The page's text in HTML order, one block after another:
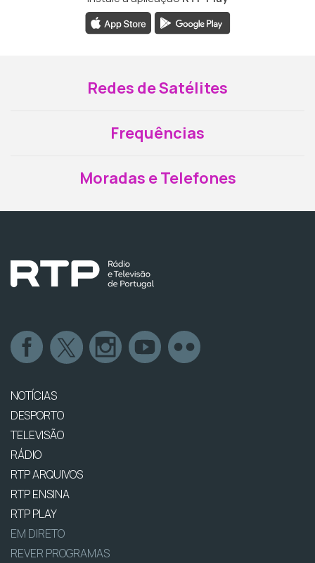
Redes de Satélites
Frequências
Moradas e Telefones
NOTÍCIAS
DESPORTO
TELEVISÃO
RÁDIO
RTP ARQUIVOS
RTP ENSINA
RTP PLAY
EM DIRETO
REVER PROGRAMAS